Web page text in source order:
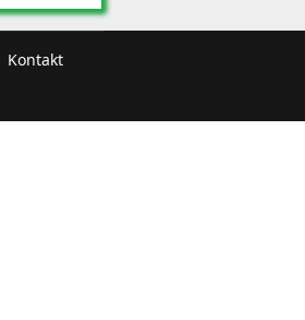
Kontakt